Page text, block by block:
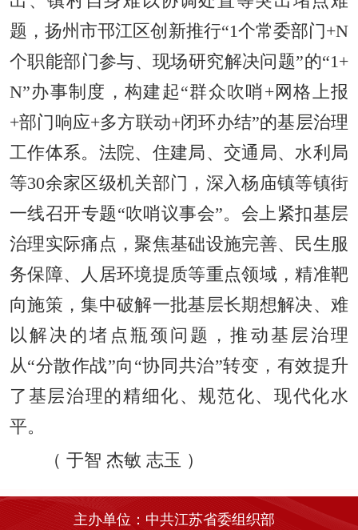
题，扬州市邗江区创新推行“1个常委部门+N
个职能部门参与、现场研究解决问题”的“1+
N”办事制度，构建起“群众吹哨+网格上报
+部门响应+多方联动+闭环办结”的基层治理
工作体系。法院、住建局、交通局、水利局
等30余家区级机关部门，深入杨庙镇等镇街
一线召开专题“吹哨议事会”。会上紧扣基层
治理实际痛点，聚焦基础设施完善、民生服
务保障、人居环境提质等重点领域，精准靶
向施策，集中破解一批基层长期想解决、难
以解决的堵点瓶颈问题，推动基层治理
从“分散作战”向“协同共治”转变，有效提升
了基层治理的精细化、规范化、现代化水
平。
（ 于智 杰敏 志玉 ）
主办单位：中共江苏省委组织部